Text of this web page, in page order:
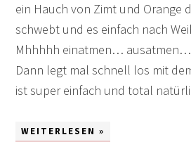
ein Hauch von Zimt und Orange
schwebt und es einfach nach
Mhhhhh einatmen…
Dann legt mal schnell los mit
ist super einfach und total
WEITERLESEN »